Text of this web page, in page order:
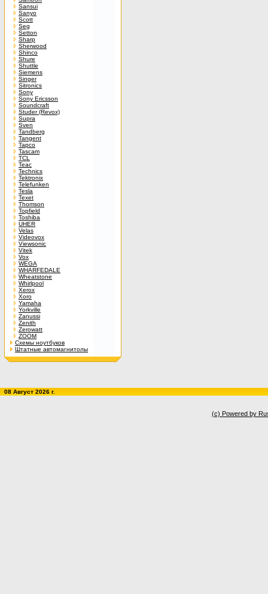
Sansui
Sanyo
Scott
Seg
Setton
Sharp
Sherwood
Shinco
Shure
Shuttle
Siemens
Singer
Sitronics
Sony
Sony Ericsson
Soundcraft
Studer (Revox)
Supra
Sven
Tandberg
Tangent
Tapco
Tascam
TCL
Teac
Technics
Tektronix
Telefunken
Tesla
Texet
Thomson
Topfield
Toshiba
UHER
Velas
Videovox
Viewsonic
Vitek
Vox
WEGA
WHARFEDALE
Wheatstone
Whirlpool
Xerox
Xoro
Yamaha
Yorkville
Zanussi
Zenith
Zerowatt
ZOOM
Схемы ноутбуков
Штатные автомагнитолы
08 Август 2026 г.
(c) Powered by